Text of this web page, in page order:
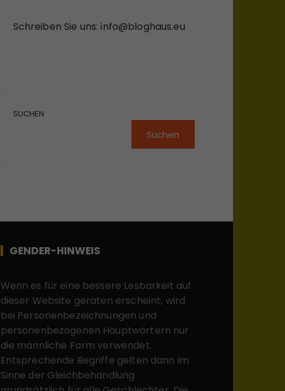
Schreiben Sie uns: info@bloghaus.eu
SUCHEN
Suchen
GENDER-HINWEIS
Wenn es für eine bessere Lesbarkeit auf
dieser Website geraten erscheint, wird
bei Personenbezeichnungen und
personenbezogenen Hauptwörtern nur
die männliche Form verwendet.
Entsprechende Begriffe gelten dann im
Sinne der Gleichbehandlung